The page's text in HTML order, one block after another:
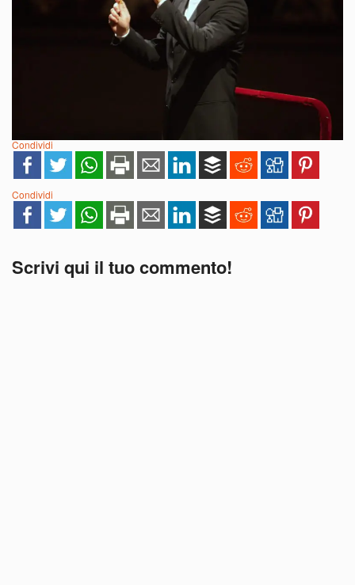
Condividi
Condividi
Scrivi qui il tuo commento!